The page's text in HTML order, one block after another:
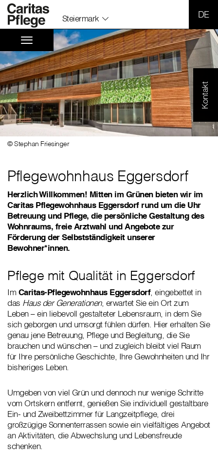
Steiermark
Kontakt
© Stephan Friesinger
Pflegewohnhaus Eggersdorf
Herzlich Willkommen! Mitten im Grünen bieten wir im
Caritas Pflegewohnhaus Eggersdorf rund um die Uhr
Betreuung und Pflege, die persönliche Gestaltung des
Wohnraums, freie Arztwahl und Angebote zur
Förderung der Selbstständigkeit unserer
Bewohner*innen.
Pflege mit Qualität in Eggersdorf
Im Caritas-Pflegewohnhaus Eggersdorf, eingebettet in
das Haus der Generationen, erwartet Sie ein Ort zum
Leben – ein liebevoll gestalteter Lebensraum, in dem Sie
sich geborgen und umsorgt fühlen dürfen. Hier erhalten Sie
genau jene Betreuung, Pflege und Begleitung, die Sie
brauchen und wünschen – und zugleich bleibt viel Raum
für Ihre persönliche Geschichte, Ihre Gewohnheiten und Ihr
bisheriges Leben.
Umgeben von viel Grün und dennoch nur wenige Schritte
vom Ortskern entfernt, genießen Sie individuell gestaltbare
Ein- und Zweibettzimmer für Langzeitpflege, drei
großzügige Sonnenterrassen sowie ein vielfältiges Angebot
an Aktivitäten, die Abwechslung und Lebensfreude
schenken.